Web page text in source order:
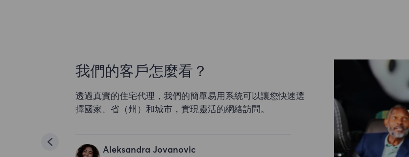
我們的客戶怎麼看？
透過真實的住宅代理，我們的簡單易用系統可以讓您快速選
擇國家、省（州）和城市，實現靈活的網絡訪問。
Aleksandra Jovanovic